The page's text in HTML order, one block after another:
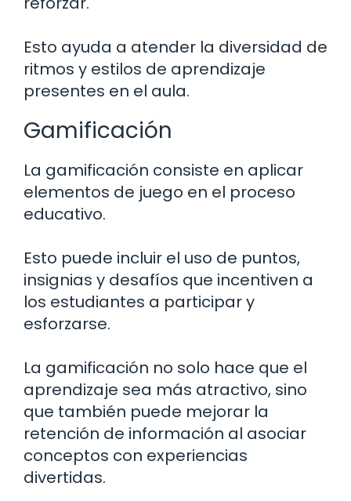
Esto ayuda a atender la diversidad de
ritmos y estilos de aprendizaje
presentes en el aula.
Gamificación
La gamificación consiste en aplicar
elementos de juego en el proceso
educativo.
Esto puede incluir el uso de puntos,
insignias y desafíos que incentiven a
los estudiantes a participar y
esforzarse.
La gamificación no solo hace que el
aprendizaje sea más atractivo, sino
que también puede mejorar la
retención de información al asociar
conceptos con experiencias
divertidas.